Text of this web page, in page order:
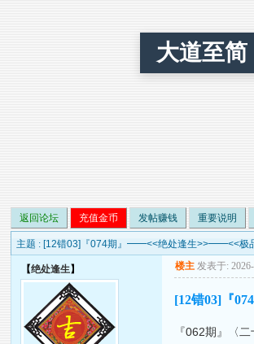
大道至简
返回论坛 充值金币 发帖赚钱 重要说明
主题 : [12错03]『074期』━━<<绝处逢生>>━━<<极
【绝处逢生】 楼主 发表于:
[12错03]『
『062期』〈